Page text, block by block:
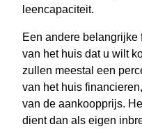
leencapaciteit.
Een andere belangrijke
van het huis dat u wilt
zullen meestal een
van het huis
van de aankoopprijs.
dient dan als eigen